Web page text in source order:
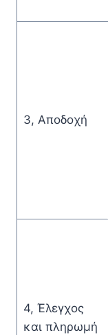
3, Αποδοχή
4, Έλεγχος
και πληρωμή